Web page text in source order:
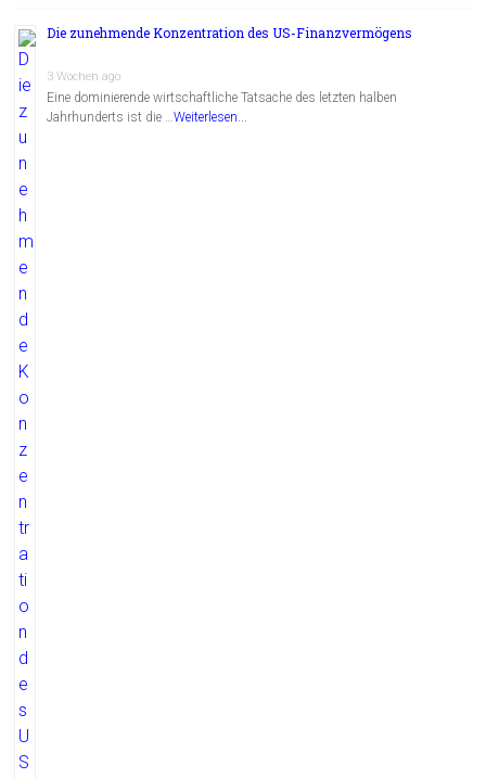
Die zunehmende Konzentration des US-Finanzvermögens
3 Wochen ago
Eine dominierende wirtschaftliche Tatsache des letzten halben
Jahrhunderts ist die …Weiterlesen...